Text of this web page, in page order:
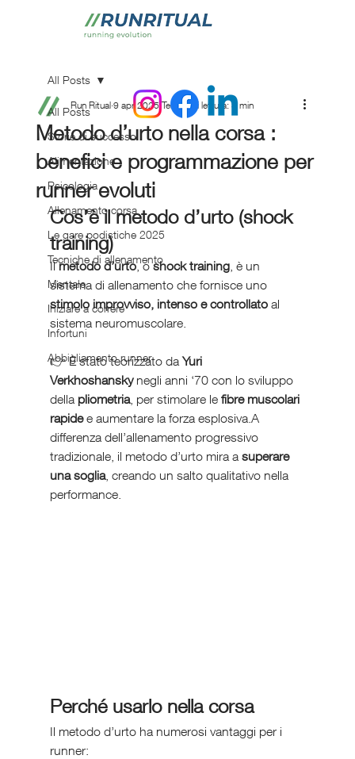
All Posts
Storie di successo
Alimentazione
Psicologia
Allenamento corsa
Le gare podistiche 2025
Tecniche di allenamento
Mentale
Iniziare a correre
Infortuni
Abbigliamento runner
All Posts
Metodo d’urto nella corsa :
benefici e programmazione per
runner evoluti
Run Ritual 9 apr 2025 Tempo di lettura: 3 min
Cos’è il metodo d’urto (shock
training)
Il metodo d’urto, o shock training, è un
sistema di allenamento che fornisce uno
stimolo improvviso, intenso e controllato al
sistema neuromuscolare.
👉 È stato teorizzato da Yuri
Verkhoshansky negli anni ‘70 con lo sviluppo
della pliometria, per stimolare le fibre muscolari
rapide e aumentare la forza esplosiva.A
differenza dell’allenamento progressivo
tradizionale, il metodo d’urto mira a superare
una soglia, creando un salto qualitativo nella
performance.
Perché usarlo nella corsa
Il metodo d’urto ha numerosi vantaggi per i
runner: